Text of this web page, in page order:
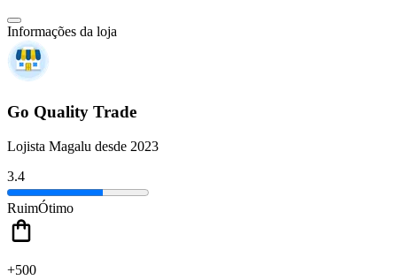
Informações da loja
Go Quality Trade
Lojista Magalu desde 2023
3.4
RuimÓtimo
+500